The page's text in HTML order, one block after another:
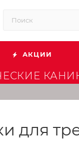
АКЦИИ
для